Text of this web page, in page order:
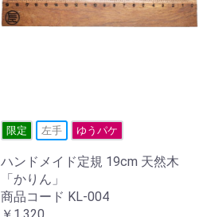
限定 左手 ゆうパケ
ハンドメイド定規 19cm 天然木
「かりん」
商品コード KL-004